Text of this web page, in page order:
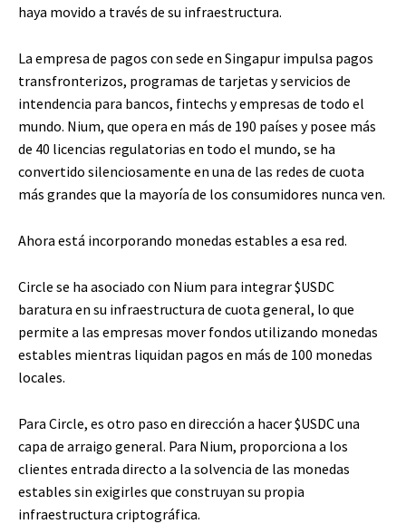
haya movido a través de su infraestructura.
La empresa de pagos con sede en Singapur impulsa pagos
transfronterizos, programas de tarjetas y servicios de
intendencia para bancos, fintechs y empresas de todo el
mundo. Nium, que opera en más de 190 países y posee más
de 40 licencias regulatorias en todo el mundo, se ha
convertido silenciosamente en una de las redes de cuota
más grandes que la mayoría de los consumidores nunca ven.
Ahora está incorporando monedas estables a esa red.
Circle se ha asociado con Nium para integrar$USDC
baratura en su infraestructura de cuota general, lo que
permite a las empresas mover fondos utilizando monedas
estables mientras liquidan pagos en más de 100 monedas
locales.
Para Circle, es otro paso en dirección a hacer$USDCuna
capa de arraigo general. Para Nium, proporciona a los
clientes entrada directo a la solvencia de las monedas
estables sin exigirles que construyan su propia
infraestructura criptográfica.